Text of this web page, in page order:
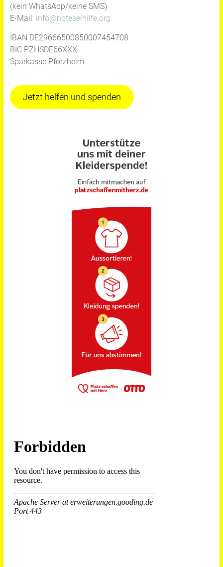
(kein WhatsApp/keine SMS)
E-Mail: info@noteselhilfe.org
IBAN DE29666500850007454708
BIC PZHSDE66XXX
Sparkasse Pforzheim
Jetzt helfen und spenden